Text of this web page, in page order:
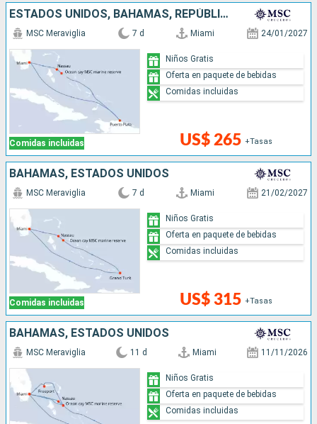
ESTADOS UNIDOS, BAHAMAS, REPÚBLICA DOMINICANA
Comidas incluidas
MSC Meraviglia 7 d Miami 24/01/2027
US$ 265 +Tasas
Niños Gratis
Oferta en paquete de bebidas
Comidas incluidas
BAHAMAS, ESTADOS UNIDOS
Comidas incluidas
MSC Meraviglia 7 d Miami 21/02/2027
US$ 315 +Tasas
Niños Gratis
Oferta en paquete de bebidas
Comidas incluidas
BAHAMAS, ESTADOS UNIDOS
MSC Meraviglia 11 d Miami 11/11/2026
Niños Gratis
Oferta en paquete de bebidas
Comidas incluidas